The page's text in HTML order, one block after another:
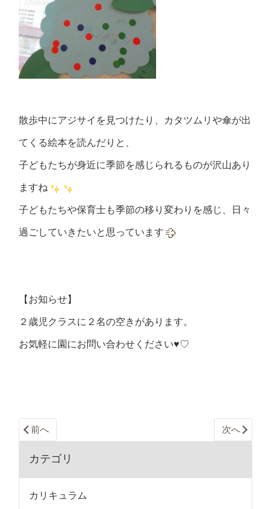
散歩中にアジサイを見つけたり、カタツムリや傘が出
てくる絵本を読んだりと、
子どもたちが身近に季節を感じられるものが沢山あり
ますね
子どもたちや保育士も季節の移り変わりを感じ、日々
過ごしていきたいと思っています
【お知らせ】
２歳児クラスに２名の空きがあります。
お気軽に園にお問い合わせください♥♡
前へ 次へ
カテゴリ
カリキュラム